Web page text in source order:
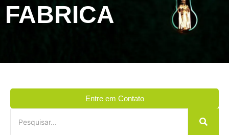
FABRICA
Entre em Contato